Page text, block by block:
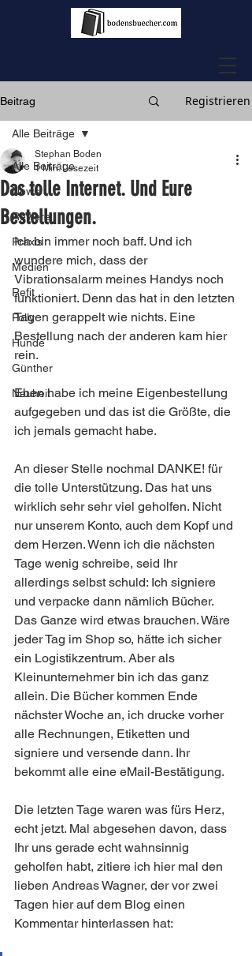
Beitrag Registrieren
Alle Beiträge
News
Reviere
Praxis
Medien
Refit
Polly
Hunde
Günther
Neuheit
Alle Beiträge
Das tolle Internet. Und Eure
Bestellungen.
Stephan Boden
1 Min. Lesezeit
Ich bin immer noch baff. Und ich
wundere mich, dass der
Vibrationsalarm meines Handys noch
funktioniert. Denn das hat in den letzten
Tagen gerappelt wie nichts. Eine
Bestellung nach der anderen kam hier
rein.
Eben habe ich meine Eigenbestellung
aufgegeben und das ist die Größte, die
ich jemals gemacht habe.
An dieser Stelle nochmal DANKE! für
die tolle Unterstützung. Das hat uns
wirklich sehr sehr viel geholfen. Nicht
nur unserem Konto, auch dem Kopf und
dem Herzen. Wenn ich die nächsten
Tage wenig schreibe, seid Ihr
allerdings selbst schuld: Ich signiere
und verpacke dann nämlich Bücher.
Das Ganze wird etwas brauchen. Wäre
jeder Tag im Shop so, hätte ich sicher
ein Logistikzentrum. Aber als
Kleinunternehmer bin ich das ganz
allein. Die Bücher kommen Ende
nächster Woche an, ich drucke vorher
alle Rechnungen, Etiketten und
signiere und versende dann. Ihr
bekommt alle eine eMail-Bestätigung.
Die letzten Tage waren was fürs Herz,
echt jetzt. Mal abgesehen davon, dass
Ihr uns gerade echt wahnsinnig
geholfen habt, zitiere ich hier mal den
lieben Andreas Wagner, der vor zwei
Tagen hier auf dem Blog einen
Kommentar hinterlassen hat: